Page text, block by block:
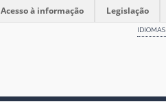
Acesso à informação Legislação
IDIOMAS